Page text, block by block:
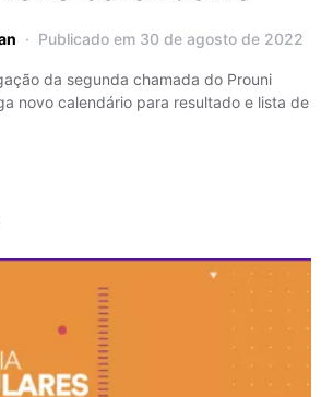
Publicado em 30 de agosto de 2022
da segunda chamada do Prouni
novo calendário para resultado e lista de